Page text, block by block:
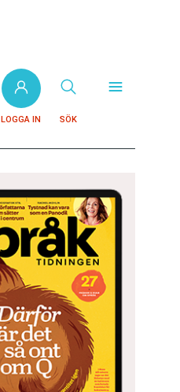
LOGGA IN SÖK